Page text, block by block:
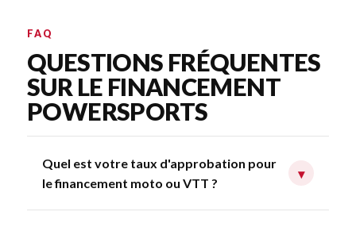
FAQ
QUESTIONS FRÉQUENTES
SUR LE FINANCEMENT
POWERSPORTS
Quel est votre taux d'approbation pour
le financement moto ou VTT ?
▾